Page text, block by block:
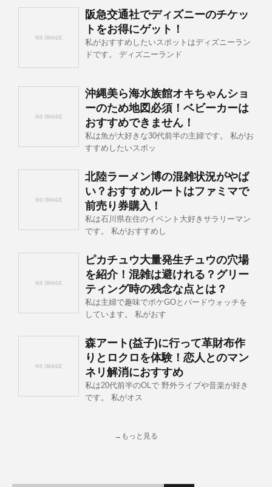
阪急交通社でディズニーのチケッ
トをお得にゲット！
私がおすすめしたいスポットはディズニーラン
ドです。 ディズニーランド
沖縄美ら海水族館オキちゃんショ
ーのため地図必須！ベビーカーは
おすすめできません！
私は魚が大好きな30代前半の主婦です。 私がお
すすめしたいスポッ
北陸ラーメン博の混雑状況がやば
い？おすすめルートはファミマで
前売り券購入！
私は石川県在住のイベント大好きサラリーマン
です。 私がおすすめし
ピカチュウ大量発生チュウの穴場
を紹介！混雑は避けれる？グリー
ティング時の残念な点とは？
私は主婦で趣味でポケGOとバードウォッチを
しています。 私がおす
森アート(益子)に行って革財布作
りとロクロを体験！恋人とのマン
ネリ解消におすすめ
私は20代前半のOLで 野外ライブや音楽が好き
です。 私がオス
→もっと見る